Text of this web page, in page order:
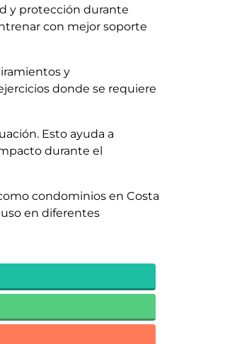
y protección durante
con mejor soporte
y
donde se requiere
Esto ayuda a
durante el
condominios en Costa
en diferentes